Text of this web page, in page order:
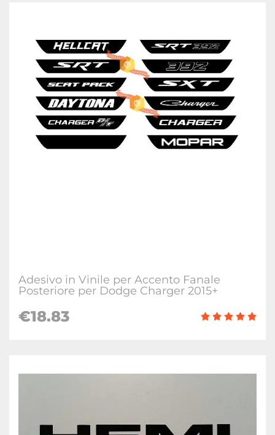
Adesivo in Vinile per Accento Fanale
Posteriore per Dodge Charger 2015+
€18.83